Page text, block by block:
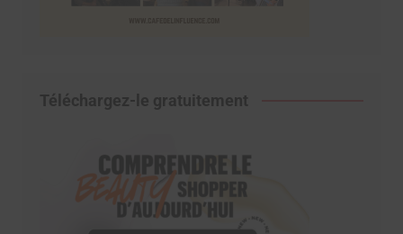
Téléchargez-le gratuitement